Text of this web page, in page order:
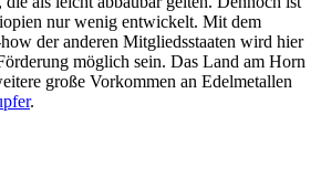
nur wenig entwickelt. Mit dem
der anderen Mitgliedsstaaten wird hier
möglich sein. Das Land am Horn
große Vorkommen an Edelmetallen
.